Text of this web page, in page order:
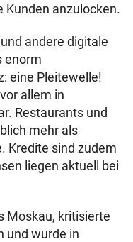
Kunden anzulocken.
andere digitale
enorm
eine Pleitewelle!
allem in
Restaurants und
mehr als
Kredite sind zudem
liegen aktuell bei
Moskau, kritisierte
und wurde in